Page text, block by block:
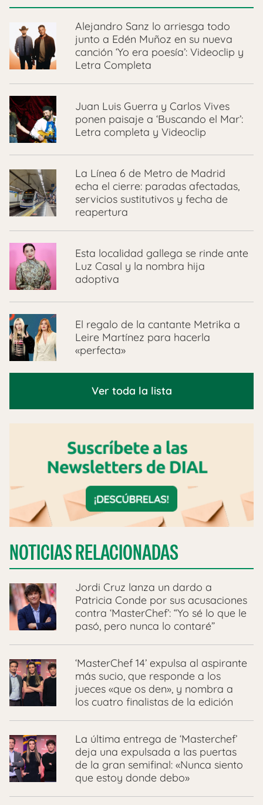
Alejandro Sanz lo arriesga todo
junto a Edén Muñoz en su nueva
canción ‘Yo era poesía’: Videoclip y
Letra Completa
Juan Luis Guerra y Carlos Vives
ponen paisaje a ‘Buscando el Mar’:
Letra completa y Videoclip
La Línea 6 de Metro de Madrid
echa el cierre: paradas afectadas,
servicios sustitutivos y fecha de
reapertura
Esta localidad gallega se rinde ante
Luz Casal y la nombra hija
adoptiva
El regalo de la cantante Metrika a
Leire Martínez para hacerla
«perfecta»
Ver toda la lista
NOTICIAS RELACIONADAS
Jordi Cruz lanza un dardo a
Patricia Conde por sus acusaciones
contra ‘MasterChef’: “Yo sé lo que le
pasó, pero nunca lo contaré”
‘MasterChef 14’ expulsa al aspirante
más sucio, que responde a los
jueces «que os den», y nombra a
los cuatro finalistas de la edición
La última entrega de ‘Masterchef’
deja una expulsada a las puertas
de la gran semifinal: «Nunca siento
que estoy donde debo»